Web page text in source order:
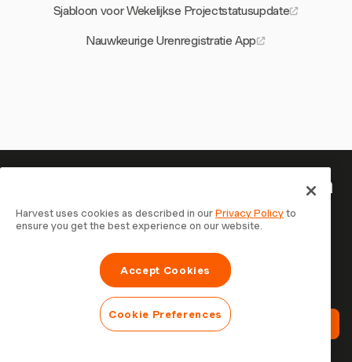
Sjabloon voor Wekelijkse Projectstatusupdate
Nauwkeurige Urenregistratie App
Je tijd is het waard om bij te houden
— begin nu
Sluit je aan bij meer dan 70.000 bedrijven die tijd
registreren, klanten factureren en sneller betaald worden
met Harvest. Gratis te proberen, in 30 seconden
Probeer Harvest Gratis
Harvest uses cookies as described in ourPrivacy Policyto
ensure you get the best experience on our website.
Accept Cookies
Cookie Preferences